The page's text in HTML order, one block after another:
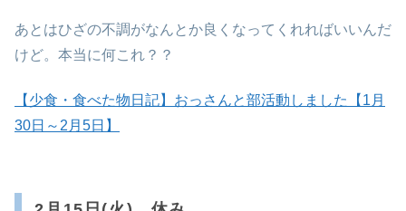
あとはひざの不調がなんとか良くなってくれればいいんだ
けど。本当に何これ？？
【少食・食べた物日記】おっさんと部活動しました【1月
30日～2月5日】